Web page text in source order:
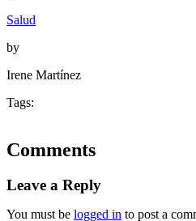
Salud
by
Irene Martínez
Tags:
Comments
Leave a Reply
You must be logged in to post a